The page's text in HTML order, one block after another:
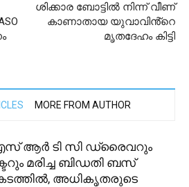
ശിക്കാര ബോട്ടിൽ നിന്ന് വീണ്
കാണാതായ യുവാവിൻ്റെ
മൃതദേഹം കിട്ടി
MORE FROM AUTHOR
ആർ ടി സി ഡ്രൈവറും
മരിച്ച ബിഡതി ബസ്
അധികൃതരുടെ